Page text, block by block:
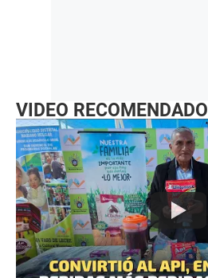
VIDEO RECOMENDADO